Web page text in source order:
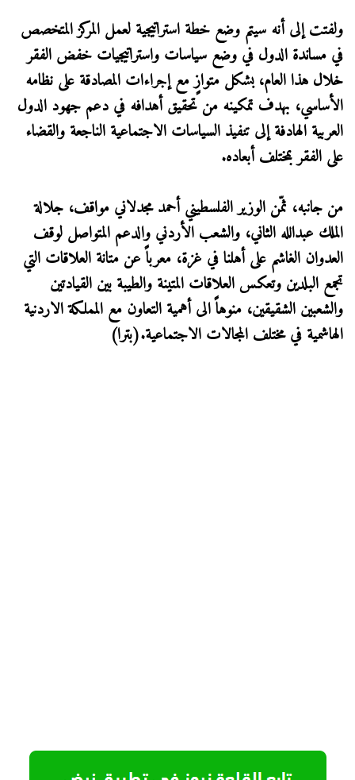
ولفتت إلى أنه سيتم وضع خطة استراتيجية لعمل المركز المتخصص
في مساندة الدول في وضع سياسات واستراتيجيات خفض الفقر
خلال هذا العام، بشكل متوازٍ مع إجراءات المصادقة على نظامه
الأساسي، بهدف تمكينه من تحقيق أهدافه في دعم جهود الدول
العربية الهادفة إلى تنفيذ السياسات الاجتماعية الناجعة والقضاء
على الفقر بمختلف أبعاده.
من جانبه، ثمّن الوزير الفلسطيني أحمد مجدلاني مواقف، جلالة
الملك عبدالله الثاني، والشعب الأردني والدعم المتواصل لوقف
العدوان الغاشم على أهلنا في غزة، معرباً عن متانة العلاقات التي
تجمع البلدين وتعكس العلاقات المتينة والطيبة بين القيادتين
والشعبين الشقيقين، منوهاً الى أهمية التعاون مع المملكة الاردنية
الهاشمية في مختلف المجالات الاجتماعية.(بترا)